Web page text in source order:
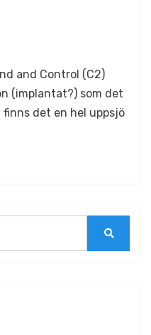
and Control (C2)
(implantat?) som det
finns det en hel uppsjö